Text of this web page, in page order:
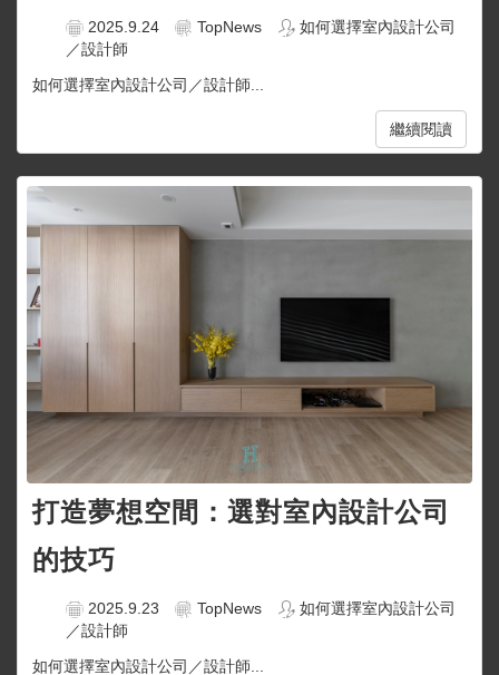
2025.9.24 TopNews
如何選擇室內設計公司
／設計師
如何選擇室內設計公司／設計師...
繼續閱讀
打造夢想空間：選對室內設計公司
的技巧
2025.9.23 TopNews
如何選擇室內設計公司
／設計師
如何選擇室內設計公司／設計師...